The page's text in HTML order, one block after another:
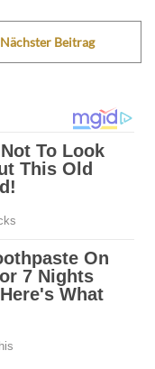
Nächster Beitrag